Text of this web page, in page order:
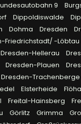
9
Dippoldiswalde
Dohma Dresden
Friedrichstadt/ -Löbtau
Dresden-Hellerau
Dresden-Plauen
Dresden-Trachenberge
Elsterheide Flöha
Freital-Hainsberg
Görlitz Grimma